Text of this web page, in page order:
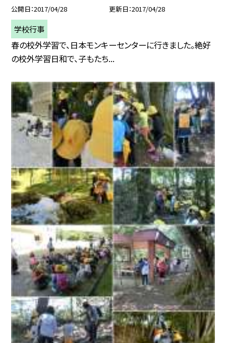
公開日 2017/04/28 更新日 2017/04/28
学校行事
春の校外学習で、日本モンキーセンターに行きました。絶好
の校外学習日和で、子もたち...